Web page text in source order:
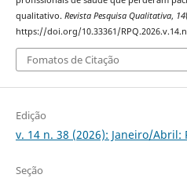
qualitativo. Revista Pesquisa Qualitativa, 14
https://doi.org/10.33361/
Fomatos de Citação
Edição
v. 14 n. 38 (2026): Janeiro/Abril:
Seção